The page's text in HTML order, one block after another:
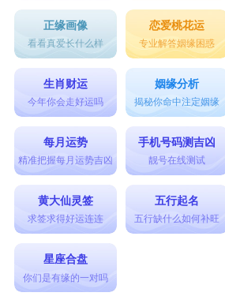
射手男：共同爱好
射手男是一个非常乐观开朗
感情的一群人。对于射手男这种
同的兴趣非常重要。如果你能
么第一时间内就会让他们对你有
以在聊天的时候尽管打开你的
两个人共同的兴趣爱好，射手座
是那种每天只聊吃饭睡觉这些话
摩羯男：主动出击
摩羯座男生并不是一个话唠
正缘画像
看看真爱长什么样
恋爱桃花运
专业解答姻缘困惑
生肖财运
今年你会走好运吗
姻缘分析
揭秘你命中注定姻缘
每月运势
精准把握每月运势吉凶
手机号码测吉凶
靓号在线测试
黄大仙灵签
求签求得好运连连
五行起名
五行缺什么如何补旺
星座合盘
你们是有缘的一对吗